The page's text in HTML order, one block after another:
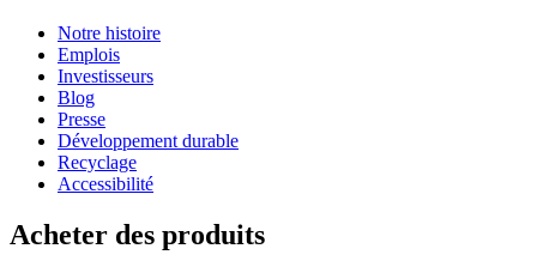
Notre histoire
Emplois
Investisseurs
Blog
Presse
Développement durable
Recyclage
Accessibilité
Acheter des produits